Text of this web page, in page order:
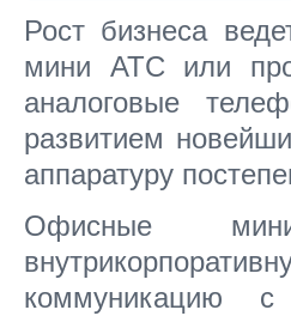
Рост бизнеса
мини АТС или
аналоговые
развитием
аппаратуру
Офисные
коммуникацию